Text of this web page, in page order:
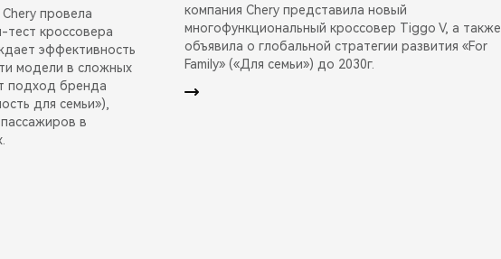
провела
тест кроссовера
эффективность
модели в сложных
подход бренда
для семьи»),
в
компания Chery представила новый
многофункциональный кроссовер Tiggo V, а также
объявила о глобальной стратегии развития «For
Family» («Для семьи») до 2030г.